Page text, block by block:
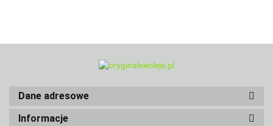
Dane adresowe
Informacje